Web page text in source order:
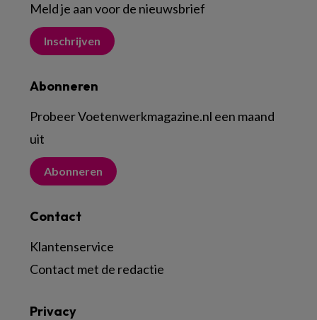
Meld je aan voor de nieuwsbrief
Inschrijven
Abonneren
Probeer Voetenwerkmagazine.nl een maand
uit
Abonneren
Contact
Klantenservice
Contact met de redactie
Privacy